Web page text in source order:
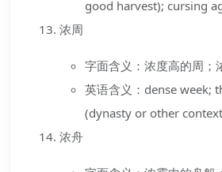
good harvest); cursing
浓周
字面含义：浓度高的周；
英语含义：dense week;
(dynasty or other
浓舟